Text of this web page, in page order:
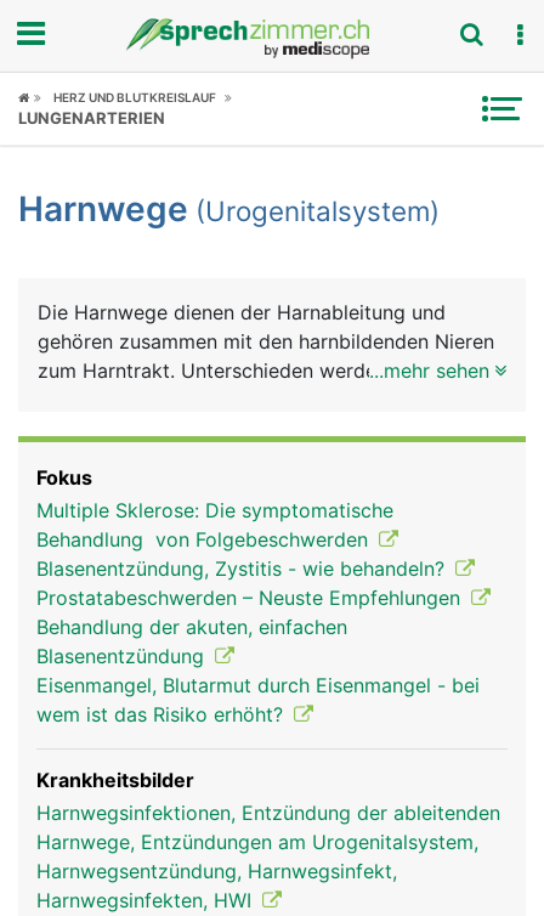
Fokus
Symptome
News
Rubriken
HERZ UND BLUTKREISLAUF
LUNGENARTERIEN
Harnwege (Urogenitalsystem)
Die Harnwege dienen der Harnableitung und
gehören zusammen mit den harnbildenden Nieren
zum Harntrakt. Unterschieden werden anatomisch
Die Nieren dienen der Harnbildung, die Harnleiter
zum Harntransport in die Blase, die Harnblase zur
Harnspeicherung und die Harnröhre zur
Harnausscheidung.
...mehr sehen
Fokus
Multiple Sklerose: Die symptomatische
Behandlung von Folgebeschwerden
Blasenentzündung, Zystitis - wie behandeln?
Prostatabeschwerden – Neuste Empfehlungen
Behandlung der akuten, einfachen
Blasenentzündung
Eisenmangel, Blutarmut durch Eisenmangel - bei
wem ist das Risiko erhöht?
Krankheitsbilder
Harnwegsinfektionen, Entzündung der ableitenden
Harnwege, Entzündungen am Urogenitalsystem,
Harnwegsentzündung, Harnwegsinfekt,
Harnwegsinfekten, HWI